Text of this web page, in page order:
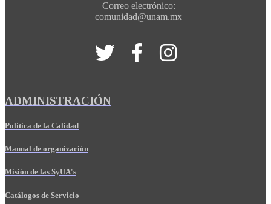
Correo electrónico:
comunidad@unam.mx
ADMINISTRACIÓN
Política de la Calidad
Manual de organización
Misión de las SyUA's
Catálogos de Servicio